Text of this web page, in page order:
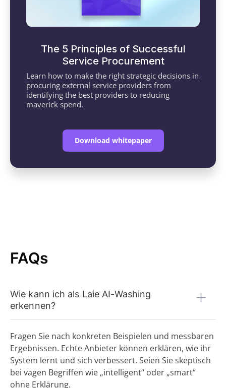
The 5 Principles of Successful
Service Procurement
Learn how to make the right strategic decisions in
procuring external service providers from
identifying the best providers to reducing
maverick spend.
Download whitepaper
FAQs
Wie kann ich als Laie AI-Washing
erkennen?
Fragen Sie nach konkreten Beispielen und messbaren
Ergebnissen. Echte Anbieter können erklären, wie ihr
System lernt und sich verbessert. Seien Sie skeptisch
bei vagen Begriffen wie „intelligent“ oder „smart“
ohne Erklärung.